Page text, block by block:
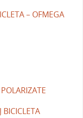
– OFMEGA
BICICLETA